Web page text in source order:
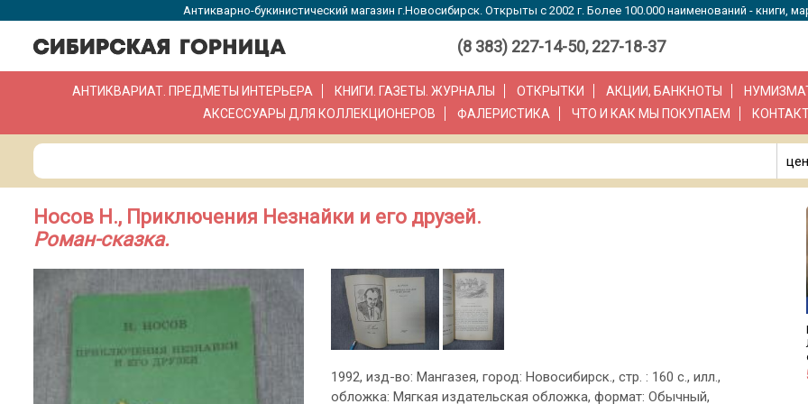
Антикварно-букинистический магазин г.Новосибирск. Открыты с 2002 г. Более 100.000 наименований - книги,
(8 383) 227-14-50, 227-18-37
АНТИКВАРИАТ. ПРЕДМЕТЫ ИНТЕРЬЕРА КНИГИ. ГАЗЕТЫ. ЖУРНАЛЫ ОТКРЫТКИ АКЦИИ, БАНКНОТЫ
АКСЕССУАРЫ ДЛЯ КОЛЛЕКЦИОНЕРОВ
ФАЛЕРИСТИКА ЧТО И КАК МЫ ПОКУПАЕМ
Носов Н., Приключения Незнайки и его друзей.
Роман-сказка.
1992, изд-во: Мангазея, город: Новосибирск., стр. : 160 с., илл.,
обложка: Мягкая издательская обложка, формат: Обычный,